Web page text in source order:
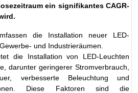
ein signifikantes CAGR-
die Installation neuer LED-
und Industrieräumen.
die Installation von LED-Leuchten
darunter geringerer Stromverbrauch,
verbesserte Beleuchtung und
Diese Faktoren sind die